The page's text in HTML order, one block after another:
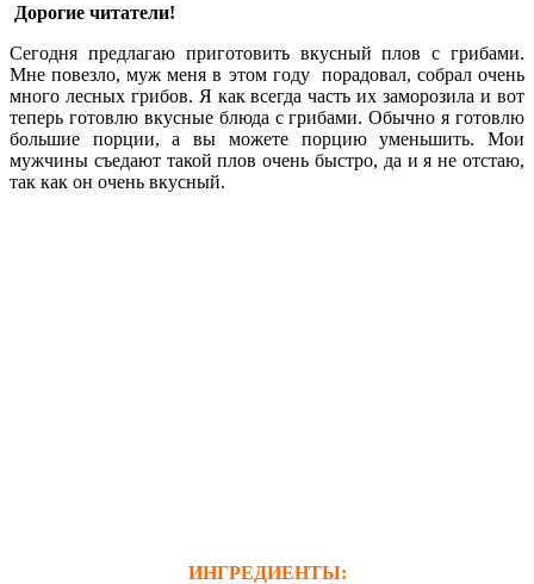
Дорогие читатели!
Сегодня предлагаю приготовить вкусный плов с грибами.
Мне повезло, муж меня в этом году порадовал, собрал очень
много лесных грибов. Я как всегда часть их заморозила и вот
теперь готовлю вкусные блюда с грибами. Обычно я готовлю
большие порции, а вы можете порцию уменьшить. Мои
мужчины съедают такой плов очень быстро, да и я не отстаю,
так как он очень вкусный.
ИНГРЕДИЕНТЫ: